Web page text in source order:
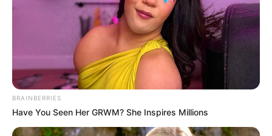
BRAINBERRIES
Have You Seen Her GRWM? She Inspires Millions